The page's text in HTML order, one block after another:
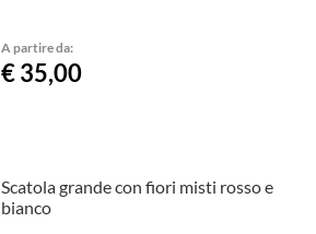
A partire da:
€ 35,00
Scatola grande con fiori misti rosso e
bianco